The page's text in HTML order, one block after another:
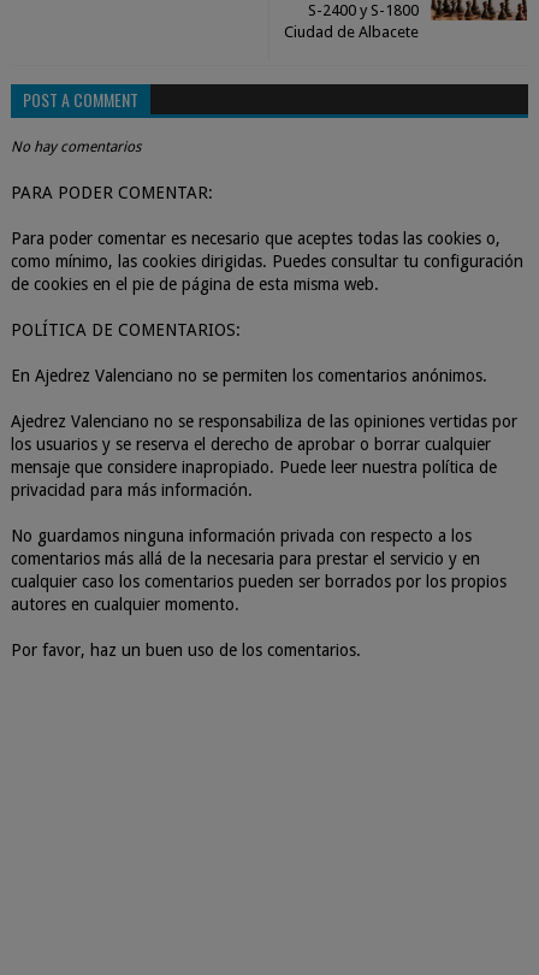
S-2400 y S-1800
Ciudad de Albacete
POST A COMMENT
No hay comentarios
PARA PODER COMENTAR:
Para poder comentar es necesario que aceptes todas las cookies o,
como mínimo, las cookies dirigidas. Puedes consultar tu configuración
de cookies en el pie de página de esta misma web.
POLÍTICA DE COMENTARIOS:
En Ajedrez Valenciano no se permiten los comentarios anónimos.
Ajedrez Valenciano no se responsabiliza de las opiniones vertidas por
los usuarios y se reserva el derecho de aprobar o borrar cualquier
mensaje que considere inapropiado. Puede leer nuestra política de
privacidad para más información.
No guardamos ninguna información privada con respecto a los
comentarios más allá de la necesaria para prestar el servicio y en
cualquier caso los comentarios pueden ser borrados por los propios
autores en cualquier momento.
Por favor, haz un buen uso de los comentarios.